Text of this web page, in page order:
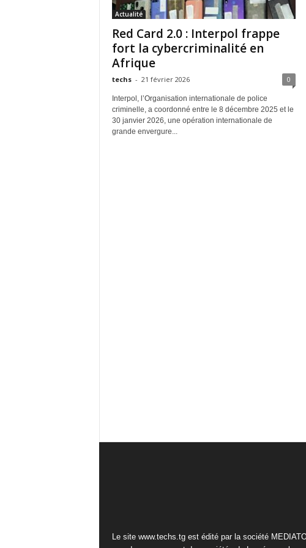
Actualité
Red Card 2.0 : Interpol frappe
fort la cybercriminalité en
Afrique
techs - 21 février 2026 0
Interpol, l’Organisation internationale de police
criminelle, a coordonné entre le 8 décembre 2025 et le
30 janvier 2026, une opération internationale de
grande envergure...
Le site www.techs.tg est édité par la société